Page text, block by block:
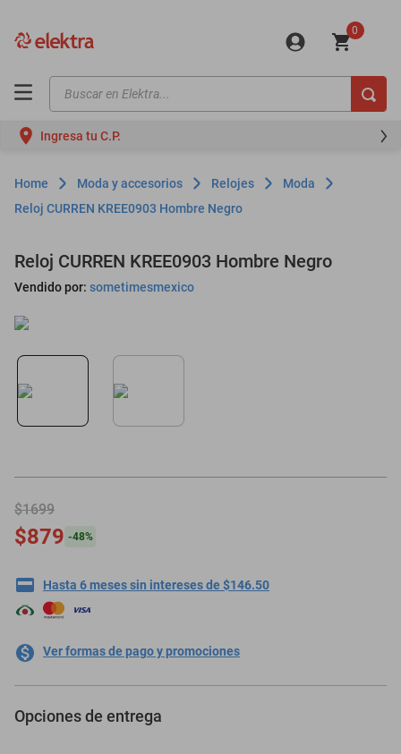
0
Buscar en Elektra...
Ingresa tu C.P.
Moda y accesorios Relojes
Moda
Reloj CURREN KREE0903 Hombre Negro
Reloj CURREN KREE0903 Hombre Negro
Vendido por: sometimesmexico
$1699
$879 -48%
Hasta 6 meses sin intereses de $146.50
Ver formas de pago y promociones
Opciones de entrega
motos
moto
celulares
refrigeradores
salas
motoneta